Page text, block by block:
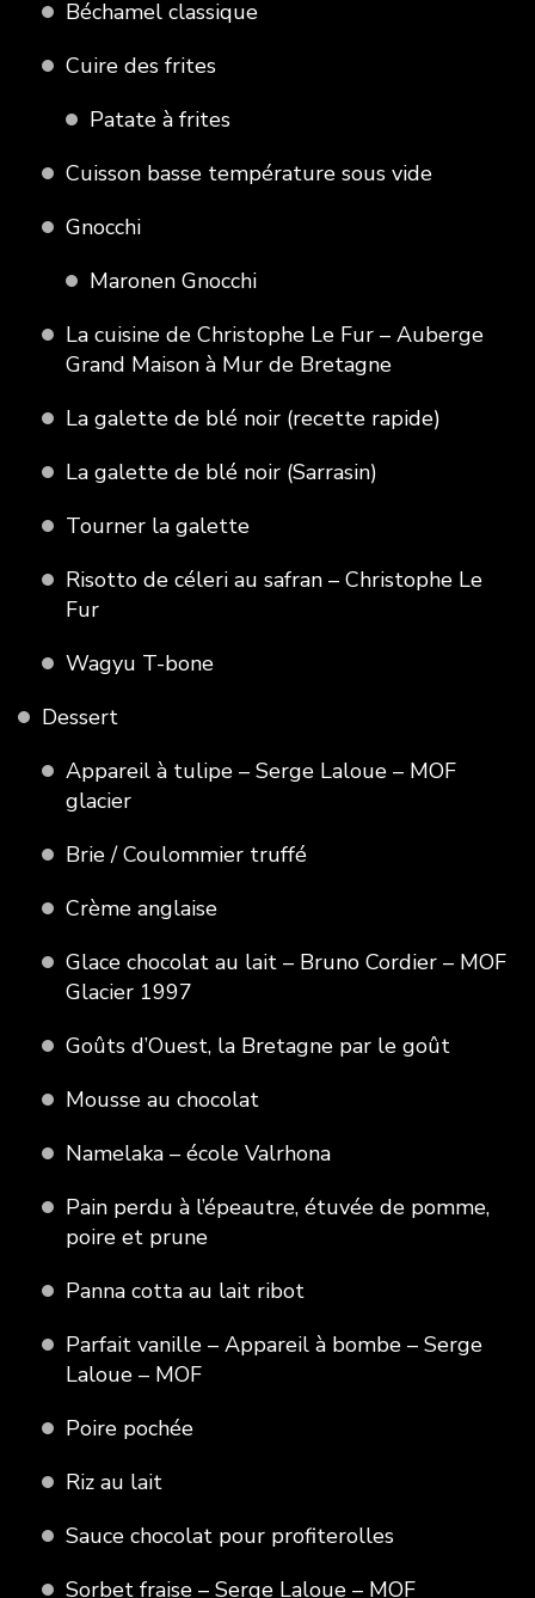
Béchamel classique
Cuire des frites
Patate à frites
Cuisson basse température sous vide
Gnocchi
Maronen Gnocchi
La cuisine de Christophe Le Fur – Auberge
Grand Maison à Mur de Bretagne
La galette de blé noir (recette rapide)
La galette de blé noir (Sarrasin)
Tourner la galette
Risotto de céleri au safran – Christophe Le
Fur
Wagyu T-bone
Dessert
Appareil à tulipe – Serge Laloue – MOF
glacier
Brie / Coulommier truffé
Crème anglaise
Glace chocolat au lait – Bruno Cordier – MOF
Glacier 1997
Goûts d’Ouest, la Bretagne par le goût
Mousse au chocolat
Namelaka – école Valrhona
Pain perdu à l’épeautre, étuvée de pomme,
poire et prune
Panna cotta au lait ribot
Parfait vanille – Appareil à bombe – Serge
Laloue – MOF
Poire pochée
Riz au lait
Sauce chocolat pour profiterolles
Sorbet fraise – Serge Laloue – MOF